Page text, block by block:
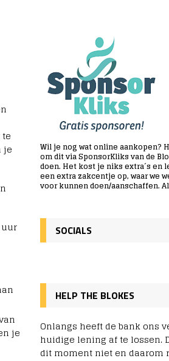
je
uur
je
Wil je nog wat online aankopen?
om dit via SponsorKliks van de
doen. Het kost je niks extra´s en
een extra zakcentje op, waar we
voor kunnen doen/aanschaffen.
SOCIALS
HELP THE BLOKES
Onlangs heeft de bank ons
huidige lening af te lossen.
dit moment niet en daarom